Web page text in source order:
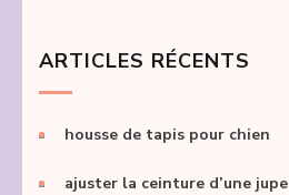
ARTICLES RÉCENTS
housse de tapis pour chien
ajuster la ceinture d’une jupe